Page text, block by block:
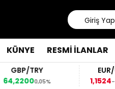
Giriş Yap
KÜNYE RESMİ İLANLAR
0,05% -0,01%